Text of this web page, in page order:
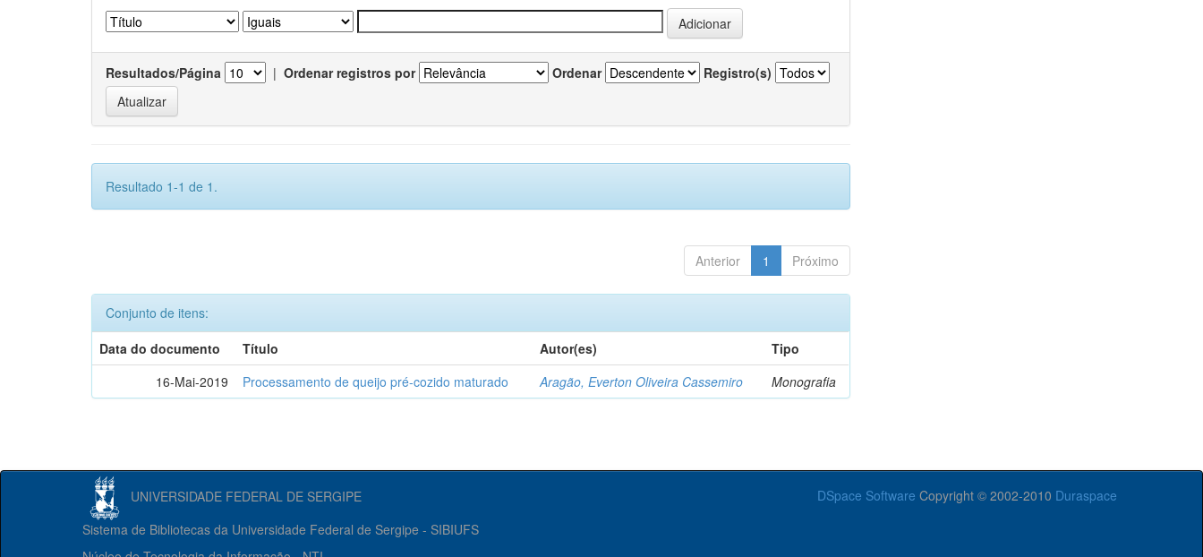
Resultados/Página | Ordenar registros por Ordenar Registro(s)
Resultado 1-1 de 1.
Anterior 1 Próximo
Conjunto de itens:
Data do documento
Título Autor(es)
Tipo
16-Mai-2019
Processamento de queijo pré-cozido maturado Aragão, Everton Oliveira Cassemiro Monografia
UNIVERSIDADE FEDERAL DE SERGIPE DSpace Software Copyright © 2002-2010 Duraspace
Sistema de Bibliotecas da Universidade Federal de Sergipe - SIBIUFS